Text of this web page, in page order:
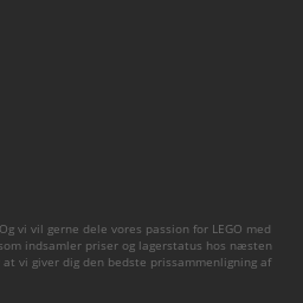
vi vil gerne dele vores passion for LEGO med
indsamler priser og lagerstatus hos næsten
vi giver dig den bedste prissammenligning af